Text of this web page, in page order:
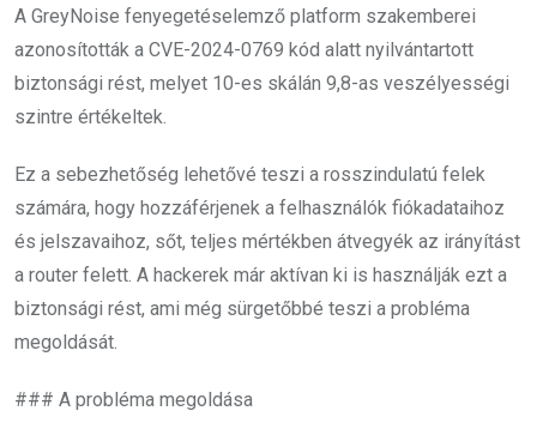
A GreyNoise fenyegetéselemző platform szakemberei
azonosították a CVE-2024-0769 kód alatt nyilvántartott
biztonsági rést, melyet 10-es skálán 9,8-as veszélyességi
szintre értékeltek.
Ez a sebezhetőség lehetővé teszi a rosszindulatú felek
számára, hogy hozzáférjenek a felhasználók fiókadataihoz
és jelszavaihoz, sőt, teljes mértékben átvegyék az irányítást
a router felett. A hackerek már aktívan ki is használják ezt a
biztonsági rést, ami még sürgetőbbé teszi a probléma
megoldását.
### A probléma megoldása